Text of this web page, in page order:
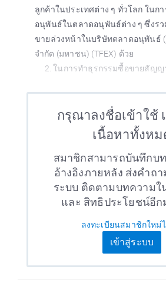
ลูกค้าในประเทศต่าง ๆ ทั่วโลก ในก
อนุพันธ์ในตลาดอนุพันธ์ต่าง ๆ ซึ่งร
ขายล่วงหน้าในบริษัทตลาดอนุพันธ์ (
จำกัด (มหาชน) (TFEX) ด้วย
2. ในการทำธุรกรรมซื้อขายสัญญ
กรุณาลงชื่อเข้าใช้
เนื้อหาทั้งหม
สมาชิกสามารถบันทึกบ
อ้างอิงภายหลัง ส่งคำถ
ระบบ ติดตามบทความ
และ สิทธิประโยชน์อีก
ลงทะเบียนสมาชิกใหม่
เข้าสู่ระบบ